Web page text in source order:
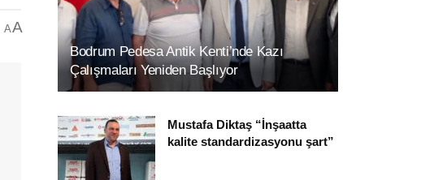
AA
Bodrum Pedesa Antik Kenti’nde Kazı
Çalışmaları Yeniden Başlıyor
Mustafa Diktaş “İnşaatta
kalite standardizasyonu şart”